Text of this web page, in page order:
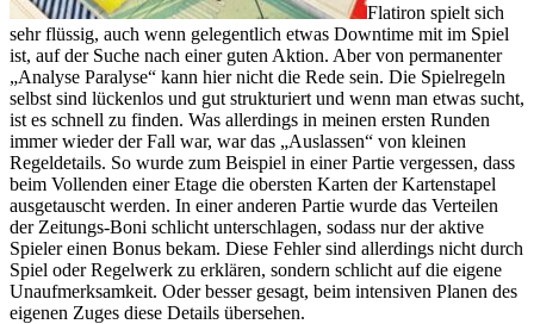
Flatiron spielt sich
sehr flüssig, auch wenn gelegentlich etwas Downtime mit im Spiel
ist, auf der Suche nach einer guten Aktion. Aber von permanenter
„Analyse Paralyse“ kann hier nicht die Rede sein. Die Spielregeln
selbst sind lückenlos und gut strukturiert und wenn man etwas sucht,
ist es schnell zu finden. Was allerdings in meinen ersten Runden
immer wieder der Fall war, war das „Auslassen“ von kleinen
Regeldetails. So wurde zum Beispiel in einer Partie vergessen, dass
beim Vollenden einer Etage die obersten Karten der Kartenstapel
ausgetauscht werden. In einer anderen Partie wurde das Verteilen
der Zeitungs-Boni schlicht unterschlagen, sodass nur der aktive
Spieler einen Bonus bekam. Diese Fehler sind allerdings nicht durch
Spiel oder Regelwerk zu erklären, sondern schlicht auf die eigene
Unaufmerksamkeit. Oder besser gesagt, beim intensiven Planen des
eigenen Zuges diese Details übersehen.